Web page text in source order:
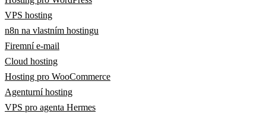
VPS hosting
n8n na vlastním hostingu
Firemní e-mail
Cloud hosting
Hosting pro WooCommerce
Agenturní hosting
VPS pro agenta Hermes